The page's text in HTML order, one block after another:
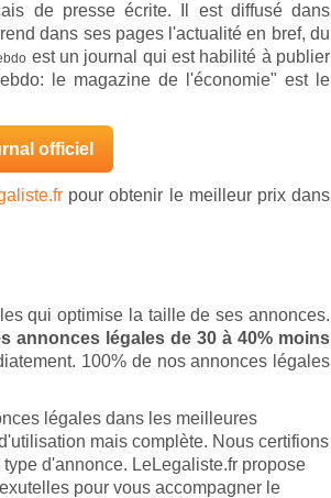
de presse écrite. Il est diffusé dans
dans ses pages l'actualité en bref, du
est un journal qui est habilité à publier
le magazine de l'économie" est le
officiel
pour obtenir le meilleur prix dans
qui optimise la taille de ses annonces.
annonces légales de 30 à 40% moins
100% de nos annonces légales
légales dans les meilleures
mais complète. Nous certifions
d'annonce. LeLegaliste.fr propose
pour vous accompagner le